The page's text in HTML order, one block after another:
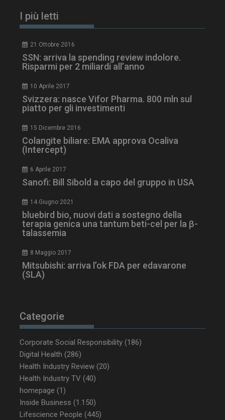
I più letti
21 Ottobre 2016
SSN: arriva la spending review indolore.
Risparmi per 2 miliardi all’anno
10 Aprile 2017
Svizzera: nasce Vifor Pharma. 800 mln sul
piatto per gli investimenti
15 Dicembre 2016
Colangite biliare: EMA approva Ocaliva
(Intercept)
6 Aprile 2017
Sanofi: Bill Sibold a capo del gruppo in USA
14 Giugno 2021
bluebird bio, nuovi dati a sostegno della
terapia genica una tantum beti-cel per la β-
talassemia
8 Maggio 2017
Mitsubishi: arriva l’ok FDA per edavarone
(SLA)
Categorie
Corporate Social Responsibility (186)
Digital Health (286)
Health Industry Review (20)
Health Industry TV (40)
homepage (1)
Inside Business (1.150)
Lifescience People (445)
PHPSESSID
www.dailyhealthindustry.it
tracking-sites-
ironfish-session-id
ARRAffinity
Microsoft Corporation
.www.dailyhealthindustry.it
_ga_Z2VT792F98